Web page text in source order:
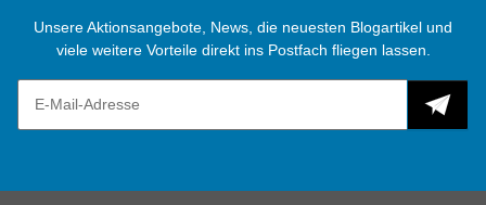
Unsere Aktionsangebote, News, die neuesten Blogartikel und
viele weitere Vorteile direkt ins Postfach fliegen lassen.